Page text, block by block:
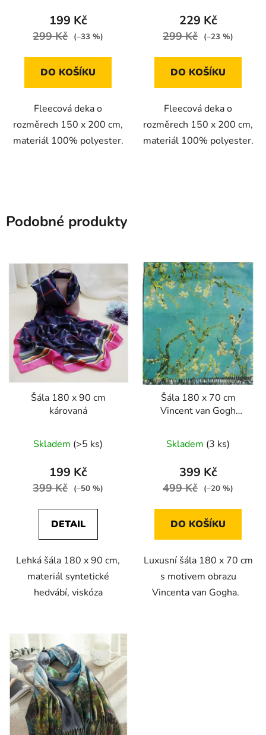
199 Kč
299 Kč (–33 %)
DO KOŠÍKU
Fleecová deka o
rozměrech 150 x 200 cm,
materiál 100% polyester.
229 Kč
299 Kč (–23 %)
DO KOŠÍKU
Fleecová deka o
rozměrech 150 x 200 cm,
materiál 100% polyester.
Podobné produkty
Šála 180 x 90 cm
károvaná
Skladem (>5 ks)
199 Kč
399 Kč (–50 %)
DETAIL
Lehká šála 180 x 90 cm,
materiál syntetické
hedvábí, viskóza
Šála 180 x 70 cm
Vincent van Gogh
Skladem (3 ks)
399 Kč
499 Kč (–20 %)
DO KOŠÍKU
Luxusní šála 180 x 70 cm
s motivem obrazu
Vincenta van Gogha.